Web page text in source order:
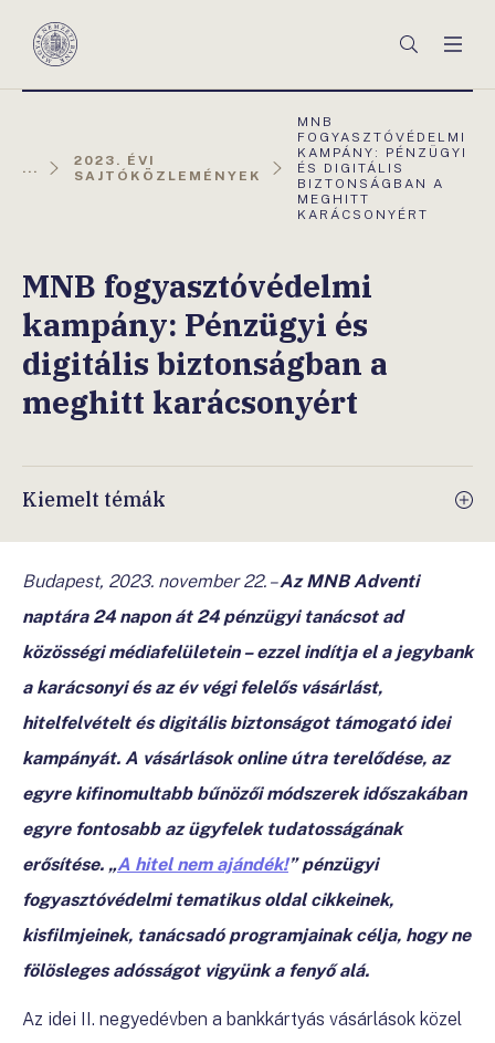
Magyar
Keresés
...
2023. ÉVI
SAJTÓKÖZLEMÉNYEK
AKTUÁLIS
OLDAL:
MNB
FOGYASZTÓVÉDELMI
KAMPÁNY: PÉNZÜGYI
ÉS DIGITÁLIS
BIZTONSÁGBAN A
MEGHITT
KARÁCSONYÉRT
MNB fogyasztóvédelmi
kampány: Pénzügyi és
digitális biztonságban a
meghitt karácsonyért
Kiemelt témák
Budapest, 2023. november 22. –Az MNB Adventi
naptára 24 napon át 24 pénzügyi tanácsot ad
közösségi médiafelületein – ezzel indítja el a jegybank
a karácsonyi és az év végi felelős vásárlást,
hitelfelvételt és digitális biztonságot támogató idei
kampányát. A vásárlások online útra terelődése, az
egyre kifinomultabb bűnözői módszerek időszakában
egyre fontosabb az ügyfelek tudatosságának
erősítése. „A hitel nem ajándék!” pénzügyi
fogyasztóvédelmi tematikus oldal cikkeinek,
kisfilmjeinek, tanácsadó programjainak célja, hogy ne
fölösleges adósságot vigyünk a fenyő alá.
Az idei II. negyedévben a bankkártyás vásárlások közel